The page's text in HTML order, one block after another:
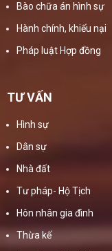
Bào chữa án hình sự
Hành chính, khiếu nại
Pháp luật Hợp đồng
TƯ VẤN
Hình sự
Dân sự
Nhà đất
Tư pháp- Hộ Tịch
Hôn nhân gia đình
Thừa kế